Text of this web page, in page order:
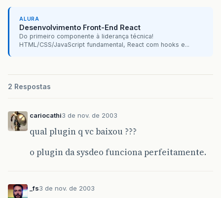
ALURA
Desenvolvimento Front-End React
Do primeiro componente à liderança técnica!
HTML/CSS/JavaScript fundamental, React com hooks e...
2 Respostas
cariocathi3 de nov. de 2003
qual plugin q vc baixou ???
o plugin da sysdeo funciona perfeitamente.
_fs3 de nov. de 2003